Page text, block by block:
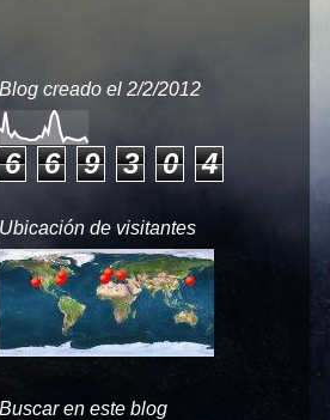
Blog creado el 2/2/2012
6 6 9 3 0 4
Ubicación de visitantes
Buscar en este blog